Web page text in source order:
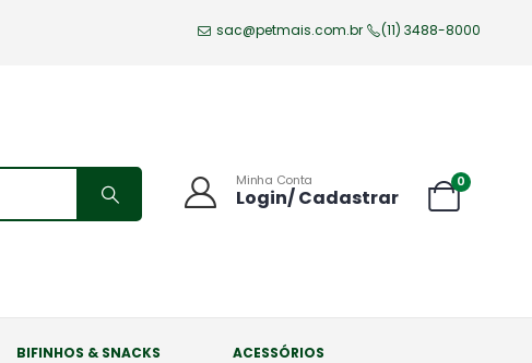
sac@petmais.com.br (11) 3488-8000
Minha Conta
Login/ Cadastrar
0
BIFINHOS & SNACKS ACESSÓRIOS